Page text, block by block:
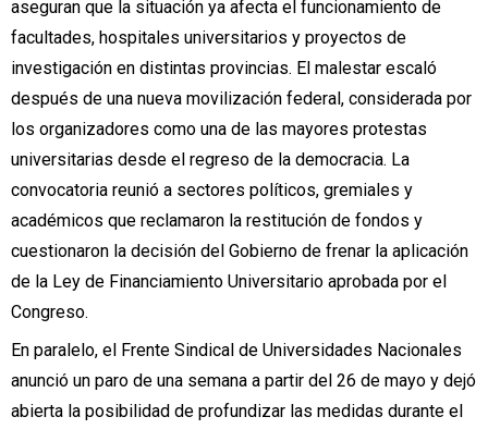
aseguran que la situación ya afecta el funcionamiento de
facultades, hospitales universitarios y proyectos de
investigación en distintas provincias. El malestar escaló
después de una nueva movilización federal, considerada por
los organizadores como una de las mayores protestas
universitarias desde el regreso de la democracia. La
convocatoria reunió a sectores políticos, gremiales y
académicos que reclamaron la restitución de fondos y
cuestionaron la decisión del Gobierno de frenar la aplicación
de la Ley de Financiamiento Universitario aprobada por el
Congreso.
En paralelo, el Frente Sindical de Universidades Nacionales
anunció un paro de una semana a partir del 26 de mayo y dejó
abierta la posibilidad de profundizar las medidas durante el